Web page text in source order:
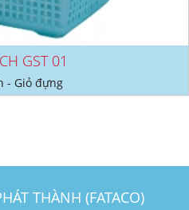
GST 01
- Giỏ đựng
THÀNH (FATACO)